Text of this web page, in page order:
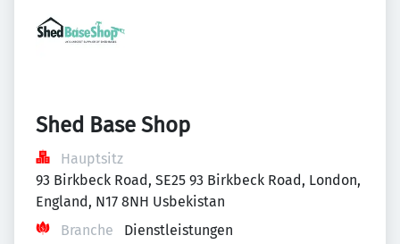
Shed Base Shop
Hauptsitz
93 Birkbeck Road, SE25 93 Birkbeck Road, London,
England, N17 8NH Usbekistan
Branche
Dienstleistungen